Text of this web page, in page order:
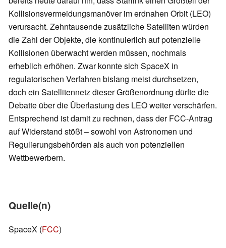
Kollisionsvermeidungsmanöver im erdnahen Orbit (LEO)
verursacht. Zehntausende zusätzliche Satelliten würden
die Zahl der Objekte, die kontinuierlich auf potenzielle
Kollisionen überwacht werden müssen, nochmals
erheblich erhöhen. Zwar konnte sich SpaceX in
regulatorischen Verfahren bislang meist durchsetzen,
doch ein Satellitennetz dieser Größenordnung dürfte die
Debatte über die Überlastung des LEO weiter verschärfen.
Entsprechend ist damit zu rechnen, dass der FCC-Antrag
auf Widerstand stößt – sowohl von Astronomen und
Regulierungsbehörden als auch von potenziellen
Wettbewerbern.
Quelle(n)
SpaceX (FCC)